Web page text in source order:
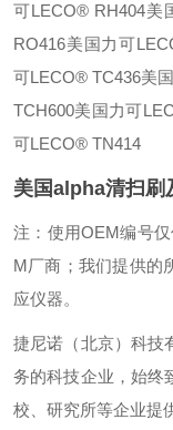
可LECO® RH404美
RO416美国力可
可LECO® TC436美
TCH600美国力可
可LECO® TN414
美国alpha清扫刷
注：使用OEM编号
M厂商；我们提供的
应仪器。
捷尼诺（北京）科技
务的科技企业，始终
校、研究所等企业提